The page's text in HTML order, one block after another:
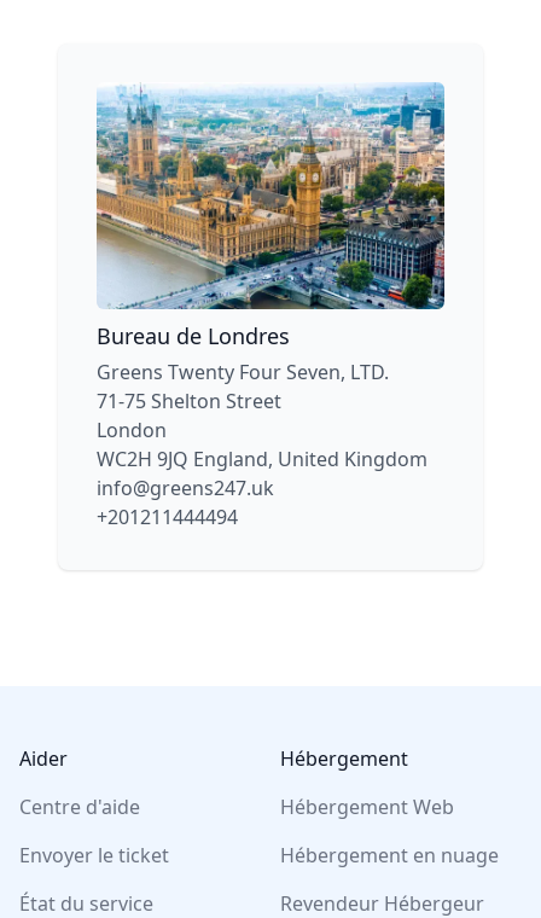
Bureau de Londres
Greens247 Bureau de Londres
Greens Twenty Four Seven, LTD.
71-75 Shelton Street
London
WC2H 9JQ England, United Kingdom
info@greens247.uk
+201211444494
Aider
Centre d'aide
Envoyer le ticket
État du service
Hébergement
Hébergement Web
Hébergement en nuage
Revendeur Hébergeur